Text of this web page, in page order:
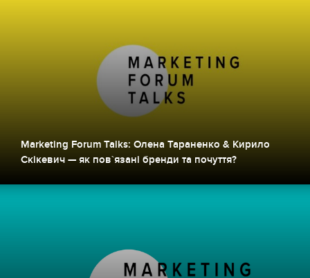
Marketing Forum Talks: Олена Тараненко & Кирило
Скікевич — як пов`язані бренди та почуття?